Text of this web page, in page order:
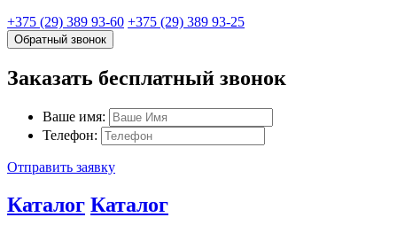
+375 (29) 389 93-60 +375 (29) 389 93-25
Обратный звонок
Заказать бесплатный звонок
Ваше имя:
Телефон:
Отправить заявку
Каталог Каталог